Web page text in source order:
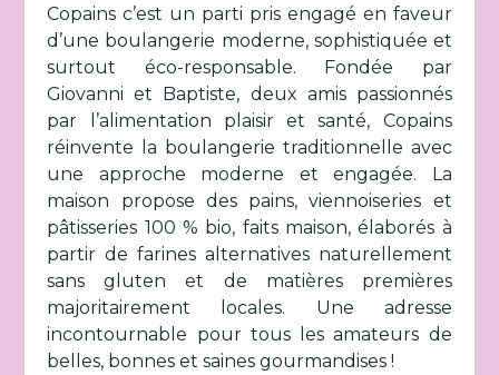
Copains c’est un parti pris engagé en faveur
d’une boulangerie moderne, sophistiquée et
surtout éco-responsable. Fondée par
Giovanni et Baptiste, deux amis passionnés
par l’alimentation plaisir et santé, Copains
réinvente la boulangerie traditionnelle avec
une approche moderne et engagée. La
maison propose des pains, viennoiseries et
pâtisseries 100 % bio, faits maison, élaborés à
partir de farines alternatives naturellement
sans gluten et de matières premières
majoritairement locales. Une adresse
incontournable pour tous les amateurs de
belles, bonnes et saines gourmandises !